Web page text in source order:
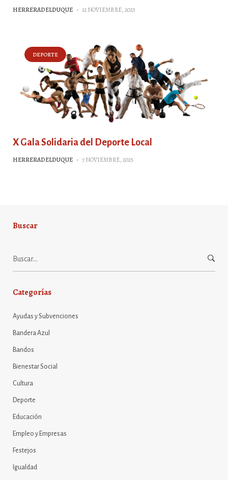
HERRERADELDUQUE - 12 NOVIEMBRE, 2025
DEPORTE
X Gala Solidaria del Deporte Local
HERRERADELDUQUE - 7 NOVIEMBRE, 2025
Buscar
Categorías
Ayudas y Subvenciones
Bandera Azul
Bandos
Bienestar Social
Cultura
Deporte
Educación
Empleo y Empresas
Festejos
Igualdad